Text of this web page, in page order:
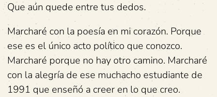
Que aún quede entre tus dedos.
Marcharé con la poesía en mi corazón. Porque
ese es el único acto político que conozco.
Marcharé porque no hay otro camino. Marcharé
con la alegría de ese muchacho estudiante de
1991 que enseñó a creer en lo que creo.